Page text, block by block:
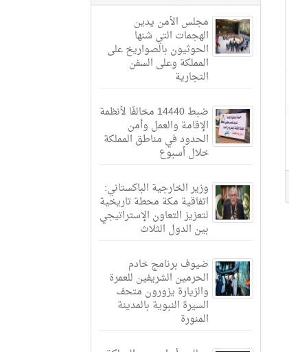
مجلس الأمن يدين
الهجمات التي شنها
الحوثيون بالصواريخ على
المملكة وعلى السفن
التجارية
ضبط 14440 مخالفًا لأنظمة
الإقامة والعمل وأمن
الحدود في مناطق المملكة
خلال أسبوع
وزير الخارجية الباكستاني:
اتفاقية مكة محطة تاريخية
لتعزيز التعاون الإستراتيجي
بين الدول الثلاث
ضيوف برنامج خادم
الحرمين الشريفين للعمرة
والزيارة يزورون متحف
السيرة النبوية بالمدينة
المنورة